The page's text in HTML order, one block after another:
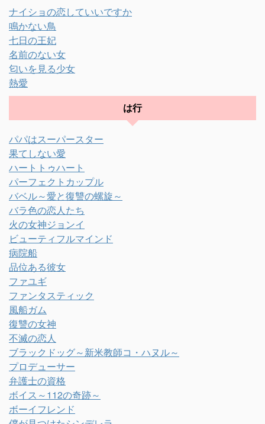
ナイショの恋していいですか
鳴かない鳥
七日の王妃
名前のない女
匂いを見る少女
熱愛
は行
パパはスーパースター
果てしない愛
ハートトゥハート
パーフェクトカップル
バベル～愛と復讐の螺旋～
バラ色の恋人たち
火の女神ジョンイ
ビューティフルマインド
病院船
品位ある彼女
ファユギ
ファンタスティック
風船ガム
復讐の女神
不滅の恋人
ブラックドッグ～新米教師コ・ハヌル～
プロデューサー
弁護士の資格
ボイス～112の奇跡～
ボーイフレンド